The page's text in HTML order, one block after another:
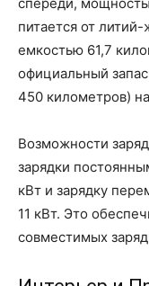
питается от
емкостью 61,7
официальный
450 километров)
Возможности
зарядки
кВт и зарядку
11 кВт. Это
совместимых